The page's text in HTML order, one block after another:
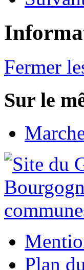
Fermer
Sur le
Plan